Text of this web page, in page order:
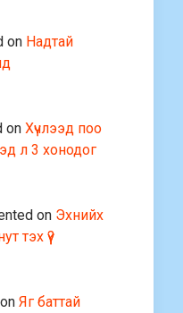
on Надтай
onХүчлээд поо
л 3 хонодог
on Эхнийх
тэх үү?
Яг баттай